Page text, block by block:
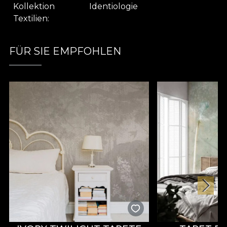
cuverturi, fețe de masă sau alte elemente textile,
Parte din colecția conceptuală
contemporan. Această colecție semnată House of
VLAdiLA celebrează frumusețea identității, invitând
la reflecție și acceptare. Modelele ei provoacă
privitorul să-și descopere propriul adevăr în fiecare
linie și formă, transformând materialul textil dintr-
un simplu accesoriu într-o veritabilă oglindă a
sufletului.
Design artistic cu pattern abstract ce evocă
echilibrul și dualitatea
Material textil premium, durabil și ușor de
întreținut
Perfect pentru draperii, tapițerie, perne
Kollektion
Textilien
Identiologie
FÜR SIE EMPFOHLEN